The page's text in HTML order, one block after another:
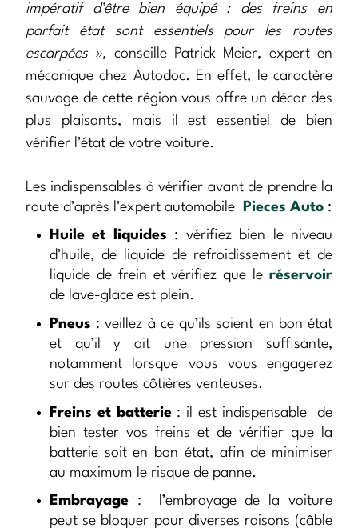
impératif d’être bien équipé : des freins en
parfait état sont essentiels pour les routes
escarpées », conseille Patrick Meier, expert en
mécanique chez Autodoc. En effet, le caractère
sauvage de cette région vous offre un décor des
plus plaisants, mais il est essentiel de bien
vérifier l’état de votre voiture.
Les indispensables à vérifier avant de prendre la
route d’après l’expert automobile
Pieces Auto :
Huile et liquides : vérifiez bien le niveau
d’huile, de liquide de refroidissement et de
liquide de frein et vérifiez que le réservoir
de lave-glace est plein.
Pneus : veillez à ce qu’ils soient en bon état
et qu’il y ait une pression suffisante,
notamment lorsque vous vous engagerez
sur des routes côtières venteuses.
Freins et batterie: il est indispensable de
bien tester vos freins et de vérifier que la
batterie soit en bon état, afin de minimiser
au maximum le risque de panne.
Embrayage : l’embrayage de la voiture
peut se bloquer pour diverses raisons (câble